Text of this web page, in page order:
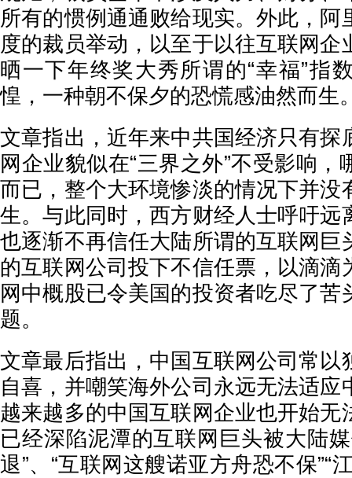
所有的惯例通通败给现实。外此，阿
度的裁员举动，以至于以往互联网企
晒一下年终奖大秀所谓的“幸福”指
惶，一种朝不保夕的恐慌感油然而生
文章指出，近年来中共国经济只有探
网企业貌似在“三界之外”不受影响
而已，整个大环境惨淡的情况下并没
生。与此同时，西方财经人士呼吁远
也逐渐不再信任大陆所谓的互联网巨
的互联网公司投下不信任票，以滴滴
网中概股已令美国的投资者吃尽了苦
题。
文章最后指出，中国互联网公司常以
自喜，并嘲笑海外公司永远无法适应
越来越多的中国互联网企业也开始无
已经深陷泥潭的互联网巨头被大陆
退”、“互联网这艘诺亚方舟恐不保”“